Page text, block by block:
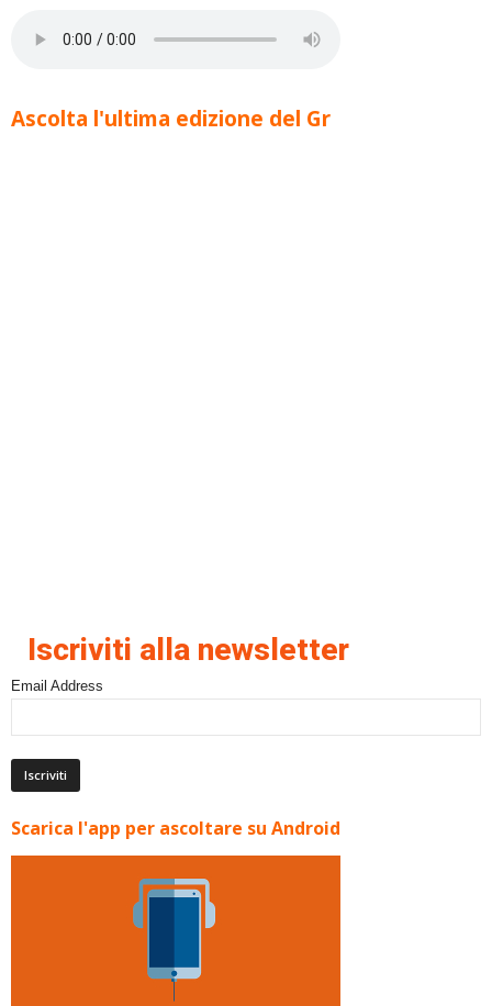
Ascolta l'ultima edizione del Gr
Iscriviti alla newsletter
Email Address
Scarica l'app per ascoltare su Android